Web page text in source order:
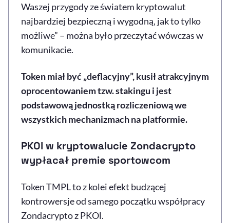
Waszej przygody ze światem kryptowalut
najbardziej bezpieczną i wygodną, jak to tylko
możliwe” – można było przeczytać wówczas w
komunikacie.
Token miał być „deflacyjny”, kusił atrakcyjnym
oprocentowaniem tzw. stakingu i jest
podstawową jednostką rozliczeniową we
wszystkich mechanizmach na platformie.
PKOl w kryptowalucie Zondacrypto
wypłacał premie sportowcom
Token TMPL to z kolei efekt budzącej
kontrowersje od samego początku współpracy
Zondacrypto z PKOl.